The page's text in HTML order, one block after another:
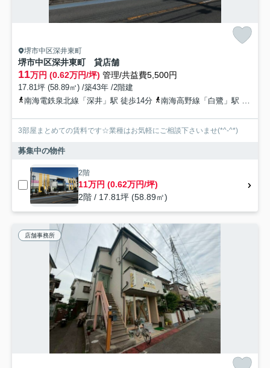
堺市中区深井東町
堺市中区深井東町 貸店舗
11万円 (0.62万円/坪) 管理/共益費5,500円
17.81坪 (58.89㎡) /築43年 /2階建
南海電鉄泉北線「深井」駅 徒歩14分
南海高野線「白鷺」駅 徒歩36分
3部屋まとめての賃料です☆業種はお気軽にご相談下さいませ(*^-^*)
募集中の物件
2階
11万円 (0.62万円/坪)
2階 / 17.81坪 (58.89㎡)
店舗事務所